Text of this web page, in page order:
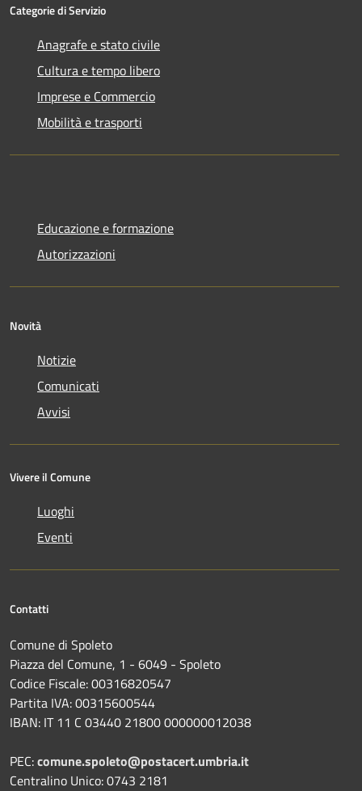
Categorie di Servizio
Anagrafe e stato civile
Cultura e tempo libero
Imprese e Commercio
Mobilità e trasporti
Educazione e formazione
Autorizzazioni
Novità
Notizie
Comunicati
Avvisi
Vivere il Comune
Luoghi
Eventi
Contatti
Comune di Spoleto
Piazza del Comune, 1 - 6049 - Spoleto
Codice Fiscale: 00316820547
Partita IVA: 00315600544
IBAN: IT 11 C 03440 21800 000000012038
PEC:comune.spoleto@postacert.umbria.it
Centralino Unico: 0743 2181